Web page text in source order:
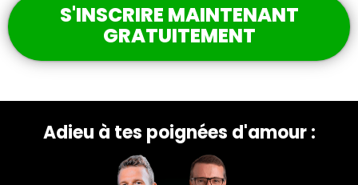
S'INSCRIRE MAINTENANT
GRATUITEMENT
Adieu à tes poignées d'amour :